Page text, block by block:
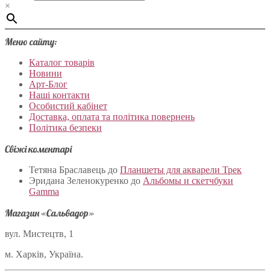
×
Меню сайту:
Каталог товарів
Новини
Арт-Блог
Наші контакти
Особистий кабінет
Доставка, оплата та політика повернень
Політика безпеки
Свіжі коментарі
Тетяна Браславець до Планшеты для акварели Трек
Эридана Зеленокуренко до Альбомы и скетчбуки
Gamma
Магазин «Сальвадор»
вул. Мистецтв, 1
м. Харків, Україна.